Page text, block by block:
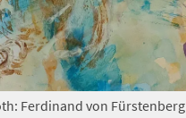
Ferdinand von Fürstenberg